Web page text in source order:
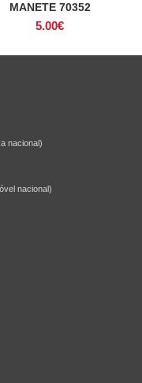
MANETE 70352
5.00€
nacional)
nacional)